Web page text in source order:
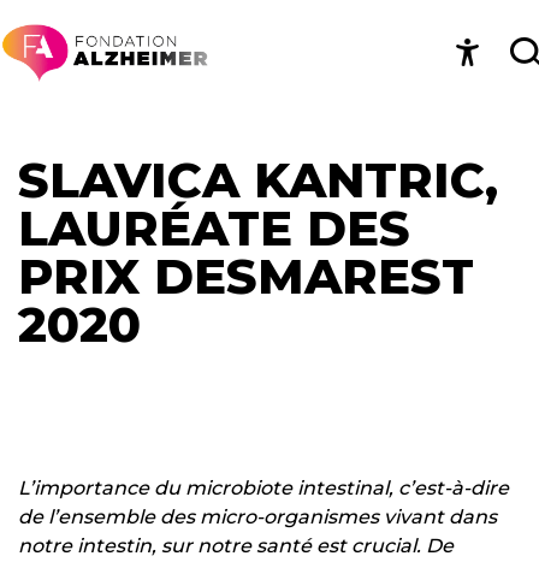
SLAVICA KANTRIC,
LAURÉATE DES
PRIX DESMAREST
2020
L’importance du microbiote intestinal, c’est-à-dire
de l’ensemble des micro-organismes vivant dans
notre intestin, sur notre santé est crucial. De